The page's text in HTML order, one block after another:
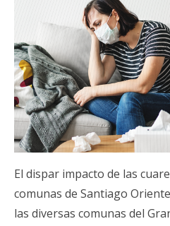
El dispar impacto de las
comunas de Santiago
las diversas comunas del